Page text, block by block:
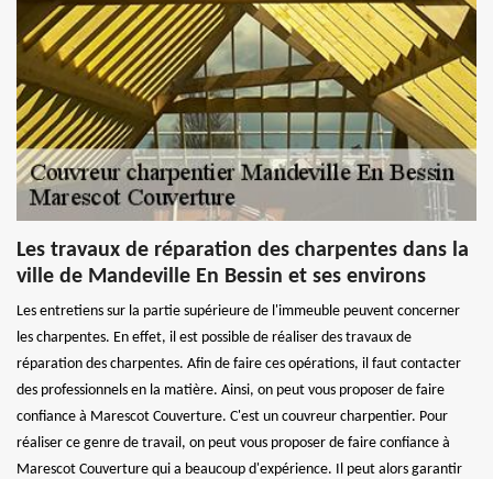
Les travaux de réparation des charpentes dans la
ville de Mandeville En Bessin et ses environs
Les entretiens sur la partie supérieure de l'immeuble peuvent concerner
les charpentes. En effet, il est possible de réaliser des travaux de
réparation des charpentes. Afin de faire ces opérations, il faut contacter
des professionnels en la matière. Ainsi, on peut vous proposer de faire
confiance à Marescot Couverture. C'est un couvreur charpentier. Pour
réaliser ce genre de travail, on peut vous proposer de faire confiance à
Marescot Couverture qui a beaucoup d'expérience. Il peut alors garantir